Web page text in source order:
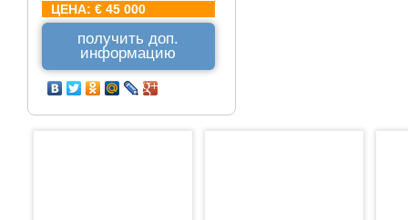
ЦЕНА: € 45 000
получить доп.
информацию